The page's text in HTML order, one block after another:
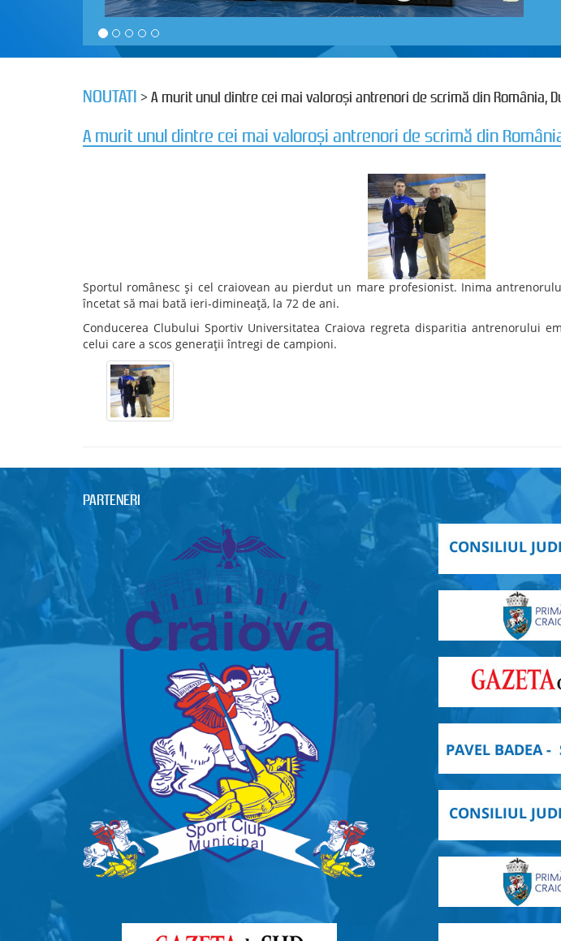
NOUTATI > A murit unul dintre cei mai valoroşi antrenori de scrimă din România,
A murit unul dintre cei mai valoroşi antrenori de scrimă din
Sportul românesc și cel craiovean au pierdut un mare profesionist. Inima
încetat să mai bată ieri-dimineață, la 72 de ani.
Conducerea Clubului Sportiv Universitatea Craiova regreta disparitia antrenorului
celui care a scos generații întregi de campioni.
PARTENERI